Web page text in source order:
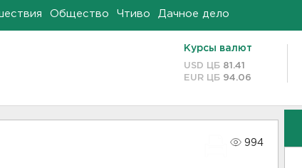
Общество Чтиво Дачное дело
Курсы валют
USD ЦБ 81.41
EUR ЦБ 94.06
994